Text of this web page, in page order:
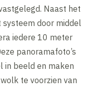
Naast het
systeem door middel
iedere 10 meter
panoramafoto’s
in beeld en maken
te voorzien van